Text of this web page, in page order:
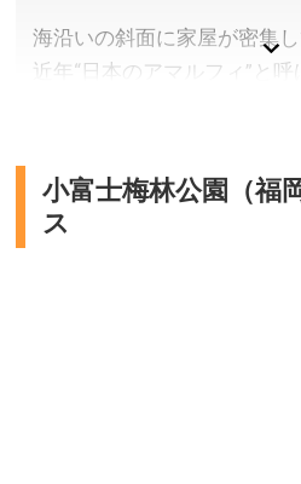
停下車、徒歩すぐ
所在地／和歌山県和歌山市毛
海沿いの斜面に家屋が密集
近年“日本のアマルフィ”と
和歌山県和歌山市
アクセス／JR和歌山駅または
小富士梅林公園（福
ス